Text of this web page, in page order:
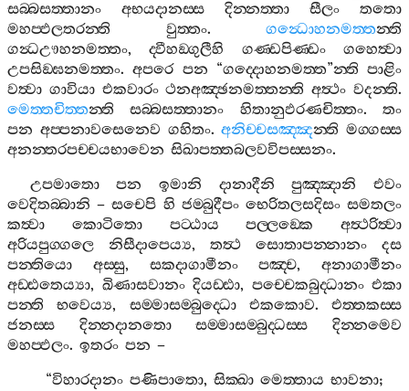
සබ‍්බසත‍්තානං
අභයදානස‍්ස දින‍්නත‍්තා සීලං
තතො
මහප‍්ඵලතරන‍්ති
වුත‍්තං. ගන්‍ධොහනමත‍්තන‍්ති
ගන්‍ධඌහනමත‍්තං,ද‍්වීහඞ‍්ගුලීහි ගණ‍්ඩපිණ‍්ඩං
ගහෙත්‍වා
උපසිඞ‍්ඝනමත‍්තං.අපරෙ පන “ගද‍්දොහනමත‍්ත”න‍්ති පාළිං
වත්‍වා ගාවියා එකවාරං ථනඅඤ‍්ඡනමත‍්තන‍්ති අත්‍ථං වදන‍්ති.
මෙත‍්තචිත‍්තන‍්ති සබ‍්බසත‍්තානං හිතානුඵරණචිත‍්තං.තං
පන අප‍්පනාවසෙනෙව ගහිතං.අනිච‍්චසඤ‍්ඤන‍්ති මග‍්ගස‍්ස
අනන‍්තරපච‍්චයභාවෙන සිඛාපත‍්තබලවවිපස‍්සනං.
උපමාතො
පන ඉමානි දානාදීනි පුඤ‍්ඤානි
එවං
වෙදිතබ‍්බානි –සචෙපි හි ජම‍්බුදීපං භෙරිතලසදිසං සමතලං
කත්‍වා
කොටිතො පට‍්ඨාය පල‍්ලඞ‍්කෙ
අත්‍ථරිත්‍වා
අරියපුග‍්ගලෙ
නිසීදාපෙය්‍ය, තත්‍ථ සොතාපන‍්නානං
දස
පන‍්තියො
අස‍්සු, සකදාගාමීනං පඤ‍්ච, අනාගාමීනං
අඩ‍්ඪතෙය්‍යා, ඛිණාසවානං දියඩ‍්ඪා, පච‍්චෙකබුද‍්ධානං එකා
පන‍්ති
භවෙය්‍ය, සම‍්මාසම‍්බුද‍්ධො එකකොව. එත‍්තකස‍්ස
ජනස‍්ස
දින‍්නදානතො සම‍්මාසම‍්බුද‍්ධස‍්ස
දින‍්නමෙව
මහප‍්ඵලං. ඉතරං පන –
“විහාරදානං පණිපාතො,සික‍්ඛා මෙත‍්තාය භාවනා;